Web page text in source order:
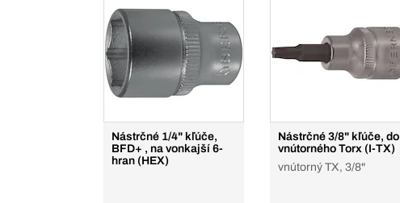
Nástrčné 1/4" kľúče,
BFD+ , na vonkajší 6-
hran (HEX)
Nástrčné 3/8" kľúče, do
vnútorného Torx (I-TX)
vnútorný TX, 3/8"